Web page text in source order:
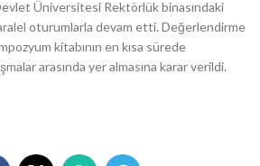
Üniversitesi Rektörlük binasındaki
oturumlarla devam etti. Değerlendirme
kitabının en kısa sürede
arasında yer almasına karar verildi.